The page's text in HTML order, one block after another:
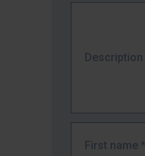
Description
First name *